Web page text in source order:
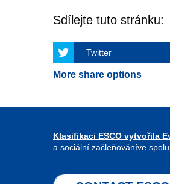
Sdílejte tuto stránku:
Twitter
More share options
Klasifikaci ESCO vytvořila
a sociální začleňováníve